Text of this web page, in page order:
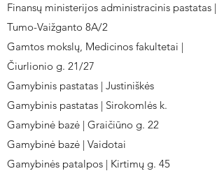
Finansų ministerijos administracinis pastatas |
Tumo-Vaižganto 8A/2
Gamtos mokslų, Medicinos fakultetai |
Čiurlionio g. 21/27
Gamybinis pastatas | Justiniškės
Gamybinis pastatas | Sirokomlės k.
Gamybinė bazė | Graičiūno g. 22
Gamybinė bazė | Vaidotai
Gamybinės patalpos | Kirtimų g. 45